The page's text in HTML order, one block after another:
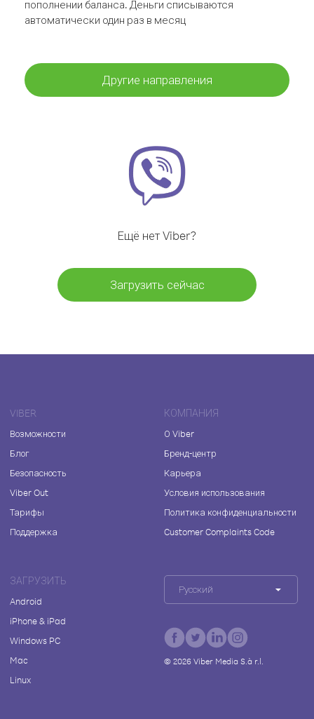
пополнении баланса. Деньги списываются
автоматически один раз в месяц
Другие направления
Ещё нет Viber?
Загрузить сейчас
VIBER
Возможности
Блог
Безопасность
Viber Out
Тарифы
Поддержка
КОМПАНИЯ
О Viber
Бренд-центр
Карьера
Условия использования
Политика конфиденциальности
Customer Complaints Code
ЗАГРУЗИТЬ
Android
iPhone & iPad
Windows PC
Mac
Linux
Русский
© 2026Viber Media S.à r.l.